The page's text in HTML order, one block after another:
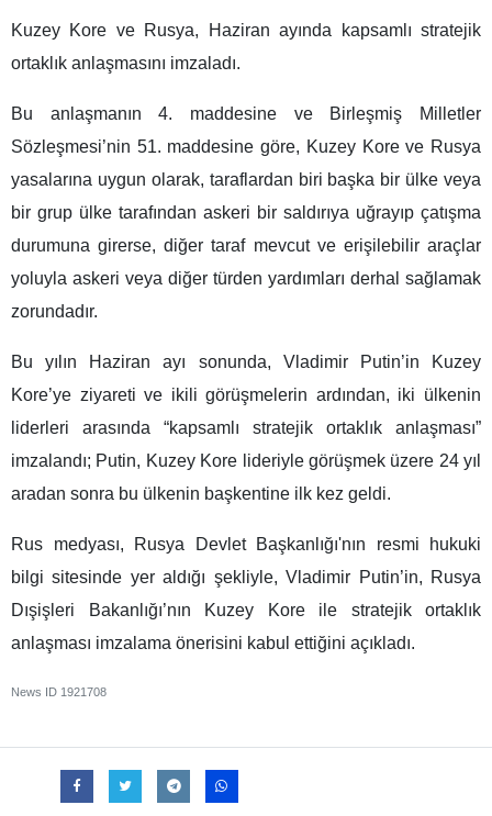
Kuzey Kore ve Rusya, Haziran ayında kapsamlı stratejik
ortaklık anlaşmasını imzaladı.
Bu anlaşmanın 4. maddesine ve Birleşmiş Milletler
Sözleşmesi’nin 51. maddesine göre, Kuzey Kore ve Rusya
yasalarına uygun olarak, taraflardan biri başka bir ülke veya
bir grup ülke tarafından askeri bir saldırıya uğrayıp çatışma
durumuna girerse, diğer taraf mevcut ve erişilebilir araçlar
yoluyla askeri veya diğer türden yardımları derhal sağlamak
zorundadır.
Bu yılın Haziran ayı sonunda, Vladimir Putin’in Kuzey
Kore’ye ziyareti ve ikili görüşmelerin ardından, iki ülkenin
liderleri arasında “kapsamlı stratejik ortaklık anlaşması”
imzalandı; Putin, Kuzey Kore lideriyle görüşmek üzere 24 yıl
aradan sonra bu ülkenin başkentine ilk kez geldi.
Rus medyası, Rusya Devlet Başkanlığı'nın resmi hukuki
bilgi sitesinde yer aldığı şekliyle, Vladimir Putin’in, Rusya
Dışişleri Bakanlığı’nın Kuzey Kore ile stratejik ortaklık
anlaşması imzalama önerisini kabul ettiğini açıkladı.
News ID 1921708